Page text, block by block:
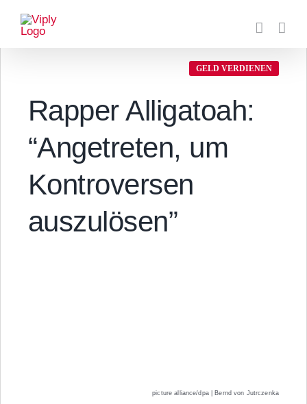
Inhalt
springen
GELD VERDIENEN
Rapper Alligatoah:
“Angetreten, um
Kontroversen
auszulösen”
picture alliance/dpa | Bernd von Jutrczenka